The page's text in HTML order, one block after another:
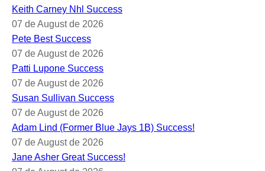
Keith Carney Nhl Success
07 de August de 2026
Pete Best Success
07 de August de 2026
Patti Lupone Success
07 de August de 2026
Susan Sullivan Success
07 de August de 2026
Adam Lind (Former Blue Jays 1B) Success!
07 de August de 2026
Jane Asher Great Success!